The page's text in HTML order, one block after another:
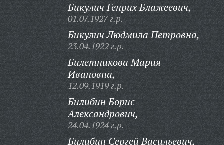
Бикулич Генрих Блажеевич,
01.07.1927 г.р.
Бикулич Людмила Петровна,
23.04.1922 г.р.
Билетникова Мария
Ивановна,
12.09.1919 г.р.
Билибин Борис
Александрович,
24.04.1924 г.р.
Билибин Сергей Васильевич,